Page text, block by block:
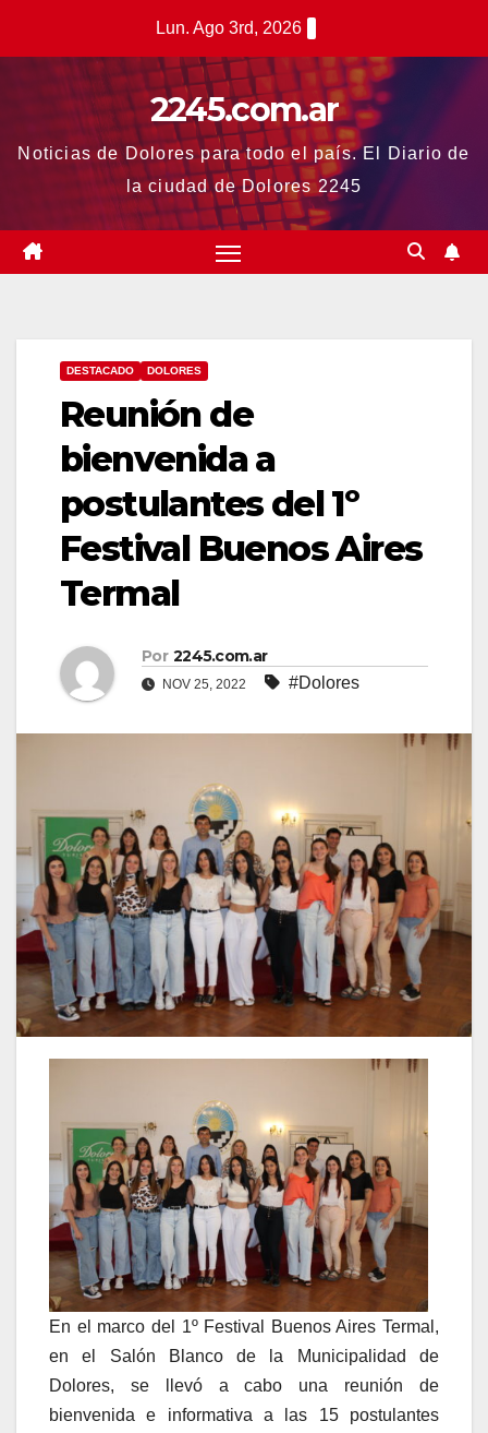
Lun. Ago 3rd, 2026
2245.com.ar
Noticias de Dolores para todo el país. El Diario de
la ciudad de Dolores 2245
DESTACADO DOLORES
Reunión de
bienvenida a
postulantes del 1º
Festival Buenos Aires
Termal
Por 2245.com.ar
NOV 25, 2022 #Dolores
En el marco del 1º Festival Buenos Aires Termal,
en el Salón Blanco de la Municipalidad de
Dolores, se llevó a cabo una reunión de
bienvenida e informativa a las 15 postulantes